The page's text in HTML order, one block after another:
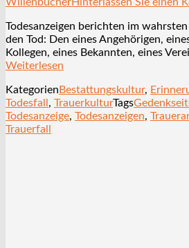
Todesanzeigen berichten im
den Tod: Den eines Angehörigen,
Kollegen, eines Bekannten, eines
Weiterlesen
Kategorien Bestattungskultur,
Todesfall , TrauerkulturTags
Todesanzeige, Todesanzeigen,
Trauerfall